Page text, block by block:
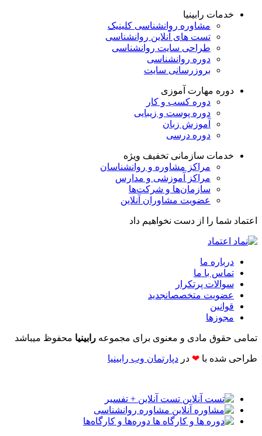
خدمات رابینیا
مشاوره روانشناسی کلینیک
تست های آنلاین روانشناسی
طراحی سایت روانشناسی
دوره روانشناسی
بروزرسانی سایت
دوره مهارت آموزی
دوره کسب و کار
دوره پوست و زیبایی
آموزش زبان
دوره درسی
خدمات سازمانی تخفیف ویژه
مراکز مشاوره و روانشناسان
مراکز آموزشی و مدارس
سازمان‌ها و شرکت‌ها
عضویت مشاوران آنلاین
اعتماد شما را از دست نخواهیم داد
درباره ما
تماس با ما
سوالات پرتکرار
عضویت متخصصانجدید
قوانین
مجوزها
تمامی حقوق مادی و معنوی برای مجموعه رابینیا محفوظ میباشد
طراحی شده با ❤ در دپارتمان وب رابینیا​​
تست آنلاین + تفسیر
مشاوره روانشناسی
دوره‌ها و کارگاه‌ها